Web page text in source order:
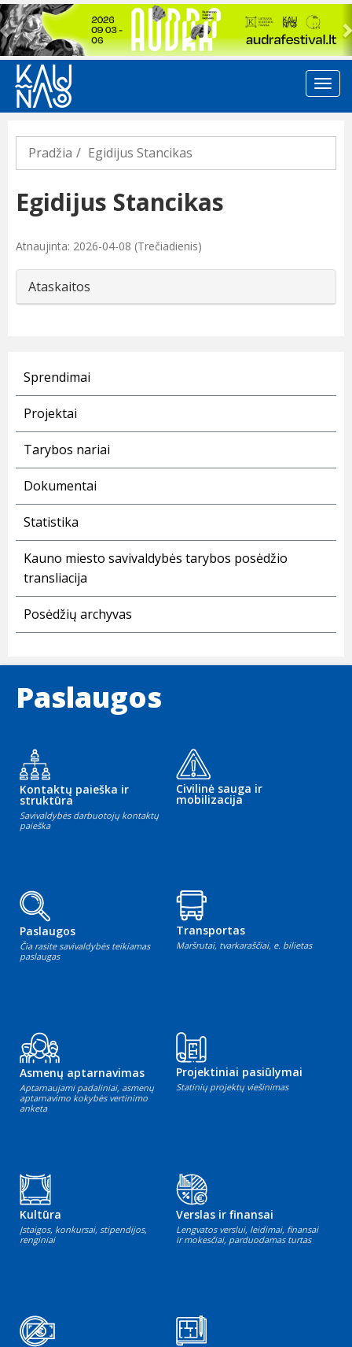
Previous
Pradžia Egidijus Stancikas
Egidijus Stancikas
Atnaujinta: 2026-04-08 (Trečiadienis)
Ataskaitos
Sprendimai
Projektai
Tarybos nariai
Dokumentai
Statistika
Kauno miesto savivaldybės tarybos posėdžio
transliacija
Posėdžių archyvas
Paslaugos
Kontaktų paieška ir
struktūra
Savivaldybės darbuotojų kontaktų
paieška
Civilinė sauga ir
mobilizacija
Paslaugos
Čia rasite savivaldybės teikiamas
paslaugas
Transportas
Maršrutai, tvarkaraščiai, e. bilietas
Asmenų aptarnavimas
Aptarnaujami padaliniai, asmenų
aptarnavimo kokybės vertinimo
anketa
Projektiniai pasiūlymai
Statinių projektų viešinimas
Kultūra
Įstaigos, konkursai, stipendijos,
renginiai
Verslas ir finansai
Lengvatos verslui, leidimai, finansai
ir mokesčiai, parduodamas turtas